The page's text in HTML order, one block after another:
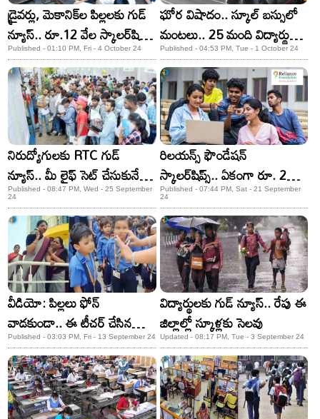
డ్రైవర్లు, మెకానిక్‌ల పిల్లలకు గుడ్
న్యూస్.. రూ.12 వేల స్కాలర్‌షిప్
పొందే ఛాన్స్
Published - 01:10 PM, Fri - 4 October 24
ఘోర విషాదం.. స్కూల్ బస్సులో
మంటలు.. 25 మంది విద్యార్థులు
మృతి
Published - 04:53 PM, Tue - 1 October 24
నిరుద్యోగులకు RTC గుడ్
న్యూస్.. మీ లైఫ్ సెట్ చేసుకునే
ఛాన్స్.. మిస్ చేసుకోకండి
Published - 08:47 PM, Wed - 25 September
24
రిలయన్స్ ఫౌండేషన్
స్కాలర్‌షిప్స్.. ఏకంగా రూ. 2
లక్షలు.. అర్హులు ఎవరంటే?
Published - 07:44 PM, Sat - 21 September
24
వీడియో: పిల్లలు ఫోన్
వాడకుండా.. ఈ టీచర్ చేసిన
పనికి హ్యాట్సాఫ్ చెప్పాల్సిందే..
Published - 03:03 PM, Fri - 13 September 24
విద్యార్థులకు గుడ్ న్యూస్.. రేపు ఈ
జిల్లాల్లో స్కూళ్లకు సెలవు
Updated - 08:17 PM, Tue - 3 September 24